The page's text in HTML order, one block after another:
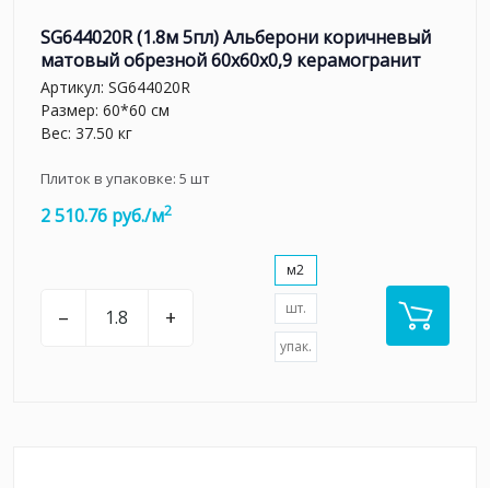
SG644020R (1.8м 5пл) Альберони коричневый
матовый обрезной 60x60x0,9 керамогранит
Артикул: SG644020R
Размер: 60*60 см
Вес: 37.50 кг
Плиток в упаковке: 5 шт
2 510.76 руб./м2
– +
м2
шт.
упак.